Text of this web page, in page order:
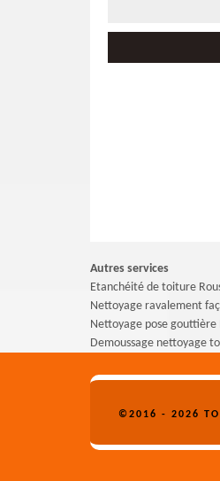
Autres services
Etanchéité de toiture
Nettoyage ravalement
Nettoyage pose gouttière
Demoussage nettoyage
©2016 - 2026